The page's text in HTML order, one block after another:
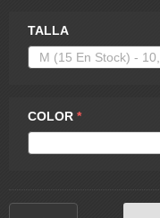
TALLA
COLOR *